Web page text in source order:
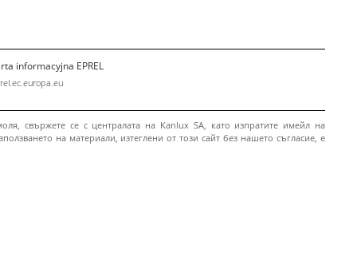
informacyjna EPREL
свържете се с централата на Kanlux SA, като изпратите имейл на
на материали, изтеглени от този сайт без нашето съгласие, е